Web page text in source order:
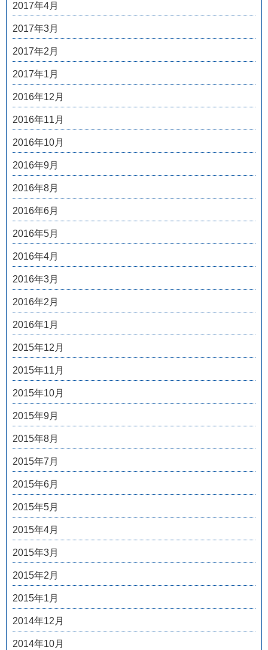
2017年4月
2017年3月
2017年2月
2017年1月
2016年12月
2016年11月
2016年10月
2016年9月
2016年8月
2016年6月
2016年5月
2016年4月
2016年3月
2016年2月
2016年1月
2015年12月
2015年11月
2015年10月
2015年9月
2015年8月
2015年7月
2015年6月
2015年5月
2015年4月
2015年3月
2015年2月
2015年1月
2014年12月
2014年10月